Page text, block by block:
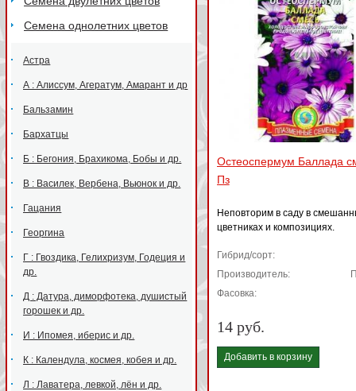
Семена однолетних цветов
Астра
А : Алиссум, Агератум, Амарант и др
Бальзамин
Бархатцы
Б : Бегония, Брахикома, Бобы и др.
В : Василек, Вербена, Вьюнок и др.
Гацания
Георгина
Г : Гвоздика, Гелихризум, Годеция и
др.
Д : Датура, диморфотека, душистый
горошек и др.
И : Ипомея, иберис и др.
К : Календула, космея, кобея и др.
Л : Лаватера, левкой, лён и др.
Остеоспермум Баллада
Пз
Неповторим в саду в
цветниках и композициях.
Гибрид/сорт:
Производитель:
Фасовка:
14 руб.
Добавить в корзину